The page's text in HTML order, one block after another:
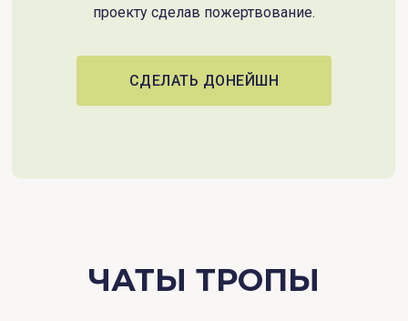
проекту сделав пожертвование.
СДЕЛАТЬ ДОНЕЙШН
ЧАТЫ ТРОПЫ